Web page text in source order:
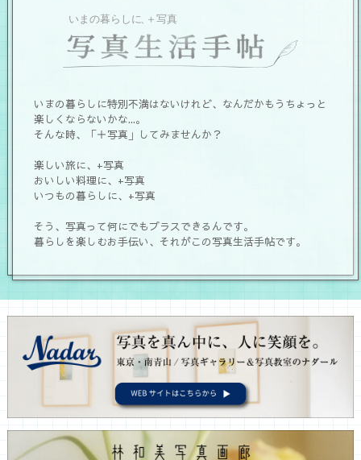
いまの暮らしに特別不満はないけれど、なんだかもうちょっと
楽しくならないかな...。
そんな時、「＋写真」してみませんか？
楽しい旅に、+写真
おいしい料理に、+写真
いつもの暮らしに、+写真
そう、写真って何にでもプラスできるんです。
暮らしを楽しむお手伝い、それがこの写真生活手帖です。